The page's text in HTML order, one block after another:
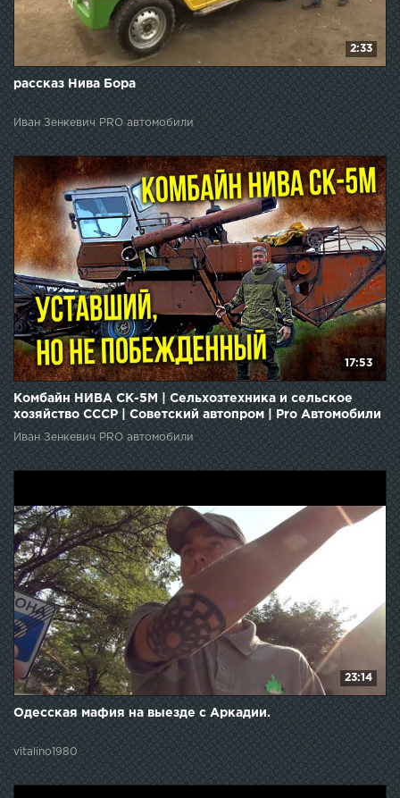
2:33
рассказ Нива Бора
Иван Зенкевич PRO автомобили
17:53
Комбайн НИВА СК-5М | Сельхозтехника и сельское
хозяйство СССР | Советский автопром | Pro Автомобили
Иван Зенкевич PRO автомобили
23:14
Одесская мафия на выезде с Аркадии.
vitalino1980